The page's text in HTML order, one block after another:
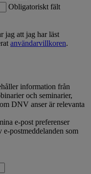
Obligatoriskt fält
jag att jag har läst
användarvillkoren.
information från
och seminarier,
DNV anser är relevanta
e-post preferenser
e-postmeddelanden som